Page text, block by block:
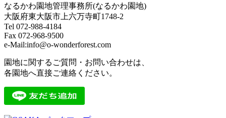
なるかわ園地管理事務所(なるかわ園地)
大阪府東大阪市上六万寺町1748-2
Tel 072-988-4184
Fax 072-968-9500
e-Mail:info@o-wonderforest.com
園地に関するご質問・お問い合わせは、
各園地へ直接ご連絡ください。